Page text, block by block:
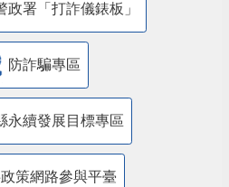
政署「打詐儀錶板」
防詐騙專區
永續發展目標專區
策網路參與平臺